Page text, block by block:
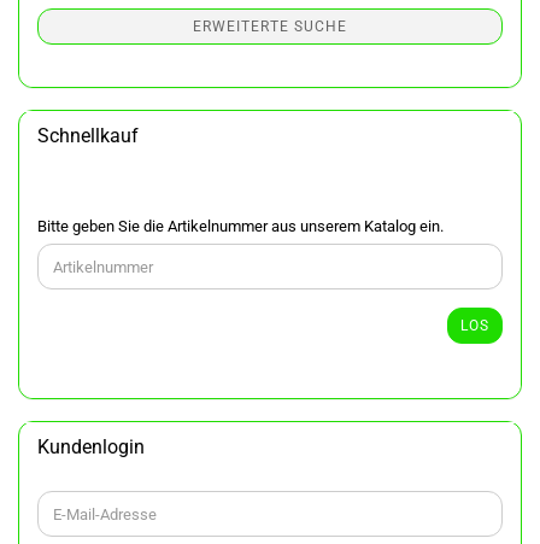
ERWEITERTE SUCHE
Schnellkauf
BITTE
GEBEN
SIE
DIE
EIN.
Bitte geben Sie die Artikelnummer aus unserem Katalog ein.
LOS
Kundenlogin
E-
Mail-